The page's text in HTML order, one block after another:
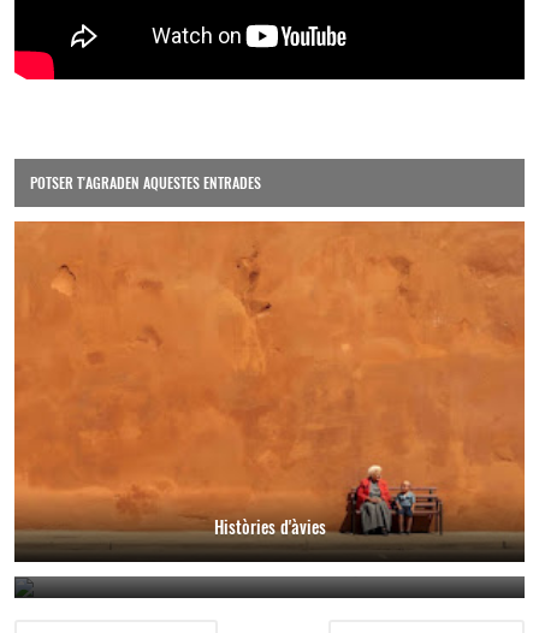
POTSER T'AGRADEN AQUESTES ENTRADES
Històries d'àvies
Fundació Vila Casas - Vídeo corporatiu